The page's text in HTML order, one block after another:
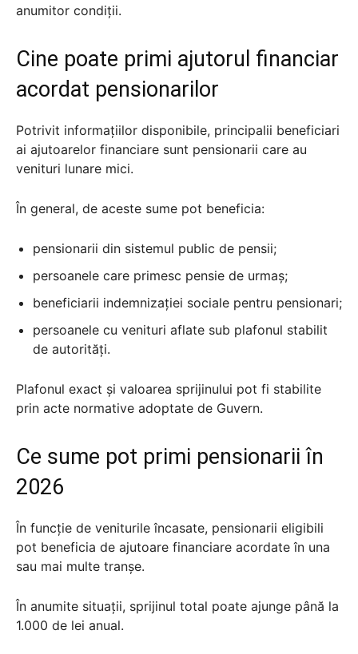
anumitor condiții.
Cine poate primi ajutorul financiar
acordat pensionarilor
Potrivit informațiilor disponibile, principalii beneficiari
ai ajutoarelor financiare sunt pensionarii care au
venituri lunare mici.
În general, de aceste sume pot beneficia:
pensionarii din sistemul public de pensii;
persoanele care primesc pensie de urmaș;
beneficiarii indemnizației sociale pentru pensionari;
persoanele cu venituri aflate sub plafonul stabilit
de autorități.
Plafonul exact și valoarea sprijinului pot fi stabilite
prin acte normative adoptate de Guvern.
Ce sume pot primi pensionarii în
2026
În funcție de veniturile încasate, pensionarii eligibili
pot beneficia de ajutoare financiare acordate în una
sau mai multe tranșe.
În anumite situații, sprijinul total poate ajunge până la
1.000 de lei anual.